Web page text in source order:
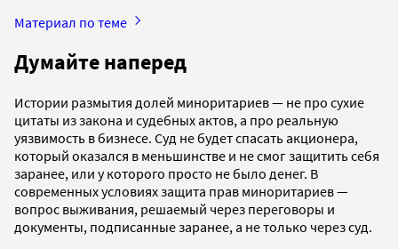
Материал по теме
Думайте наперед
Истории размытия долей миноритариев — не про сухие
цитаты из закона и судебных актов, а про реальную
уязвимость в бизнесе. Суд не будет спасать акционера,
который оказался в меньшинстве и не смог защитить себя
заранее, или у которого просто не было денег. В
современных условиях защита прав миноритариев —
вопрос выживания, решаемый через переговоры и
документы, подписанные заранее, а не только через суд.